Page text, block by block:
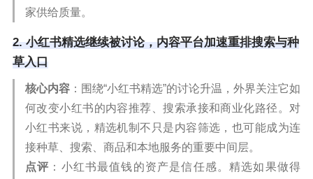
家供给质量。
2. 小红书精选继续被讨论，内容平台加速重排搜索与种
草入口
核心内容 ：围绕“小红书精选”的讨论升温，外界关注它如
何改变小红书的内容推荐、搜索承接和商业化路径。对
小红书来说，精选机制不只是内容筛选，也可能成为连
接种草、搜索、商品和本地服务的重要中间层。
点评 ：小红书最值钱的资产是信任感。精选如果做得